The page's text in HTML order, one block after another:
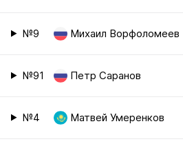
№9 Михаил Ворфоломеев
№91 Петр Саранов
№4 Матвей Умеренков